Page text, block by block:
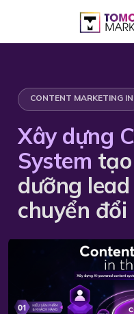
CONTENT MARKETING
Xây dựng
System
dưỡng
chuyển đổi